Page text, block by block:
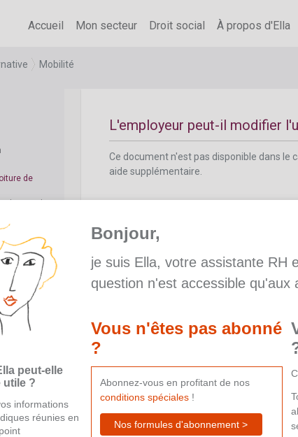
Accueil Mon secteur Droit social À propos d'Ella
Mobilité
de
de travail
aide supplémentaire.
L'employeur peut-il modifier
Ce document n'est pas disponible dans le
aide supplémentaire.
La voiture pendant la
aide supplémentaire.
La voiture à la fin du contrat
peut-elle
utile ?
informations
réunies en
Bonjour,
je suis Ella, votre assistante RH
question n'est accessible qu'aux
Vous n'êtes pas abonné
?
Abonnez-vous en profitant de nos
conditions spéciales!
Nos formules d'abonnement >